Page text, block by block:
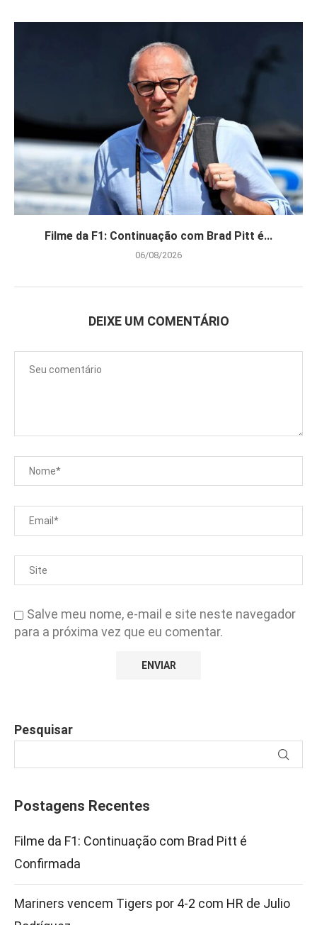
Filme da F1: Continuação com Brad Pitt é...
06/08/2026
DEIXE UM COMENTÁRIO
Salve meu nome, e-mail e site neste navegador
para a próxima vez que eu comentar.
Pesquisar
Postagens Recentes
Filme da F1: Continuação com Brad Pitt é
Confirmada
Mariners vencem Tigers por 4-2 com HR de Julio